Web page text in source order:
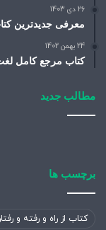
26 دی 1403
معرفی جدیدترین
24 بهمن 1402
کتاب مرجع کامل
مطالب جدید
برچسب ها
کتاب از راه و رفته و رفتار